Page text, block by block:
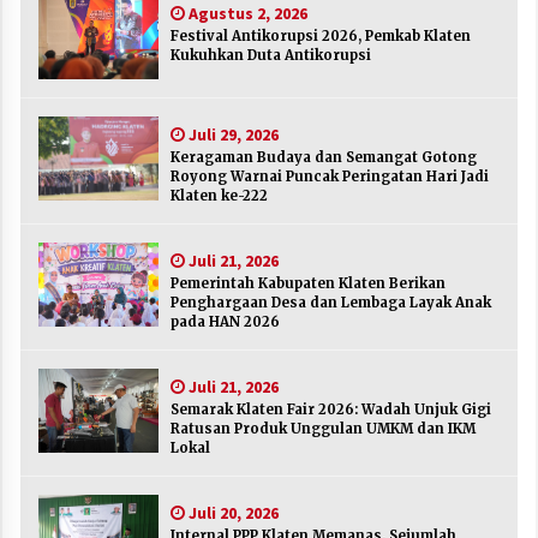
Agustus 2, 2026
Juli 29, 2026
Pemerintah Kabupaten Klaten Berikan
Juli 21, 2026
Semarak Klaten Fair 2026: Wadah Unjuk Gigi
Ratusan Produk Unggulan UMKM dan IKM
Internal PPP Klaten Memanas, Sejumlah Ketua
PAC Nyatakan Mundur Massal
Merayakan Sekolah sebagai Rumah Kedua
Agustus 2, 2026
Festival Antikorupsi 2026, Pemkab Klaten
Kukuhkan Duta Antikorupsi
Juli 29, 2026
Keragaman Budaya dan Semangat Gotong
Royong Warnai Puncak Peringatan Hari Jadi
Klaten ke-222
Juli 21, 2026
Pemerintah Kabupaten Klaten Berikan
Penghargaan Desa dan Lembaga Layak Anak
pada HAN 2026
Juli 21, 2026
Semarak Klaten Fair 2026: Wadah Unjuk Gigi
Ratusan Produk Unggulan UMKM dan IKM
Lokal
Juli 20, 2026